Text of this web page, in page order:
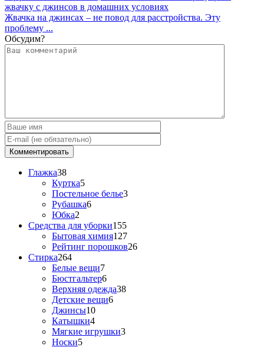
жвачку с джинсов в домашних условиях
Жвачка на джинсах – не повод для расстройства. Эту
проблему ...
Обсудим?
Глажка38
Куртка5
Постельное белье3
Рубашка6
Юбка2
Средства для уборки155
Бытовая химия127
Рейтинг порошков26
Стирка264
Белые вещи7
Бюстгальтер6
Верхняя одежда38
Детские вещи6
Джинсы10
Катышки4
Мягкие игрушки3
Носки5